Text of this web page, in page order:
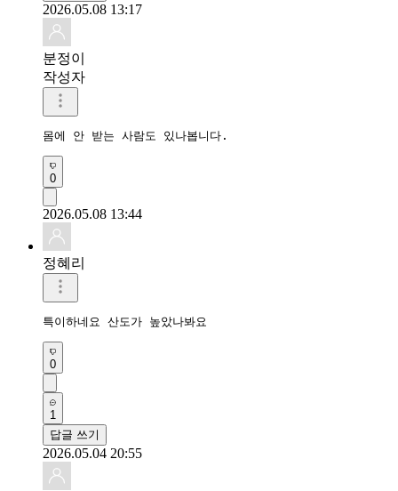
2026.05.08 13:17
분정이
작성자
몸에 안 받는 사람도 있나봅니다.
0
2026.05.08 13:44
정혜리
특이하네요 산도가 높았나봐요
0
1
답글 쓰기
2026.05.04 20:55